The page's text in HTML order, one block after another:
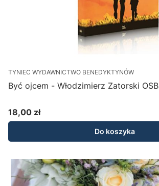
TYNIEC WYDAWNICTWO BENEDYKTYNÓW
Być ojcem - Włodzimierz Zatorski OSB
Cena
18,00 zł
Do koszyka